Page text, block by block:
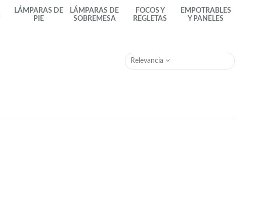
LÁMPARAS DE
PIE
LÁMPARAS DE
SOBREMESA
FOCOS Y
REGLETAS
EMPOTRABLES
Y PANELES
Relevancia